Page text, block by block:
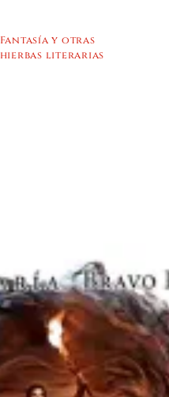
Fantasía y otras
hierbas literarias